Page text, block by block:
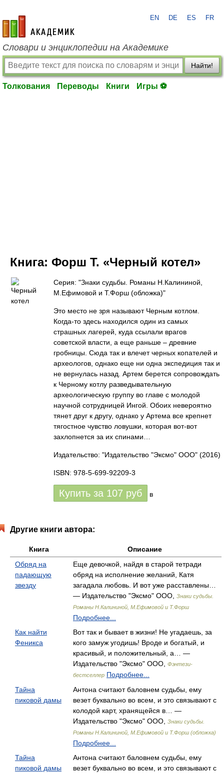
academic.ru
EN DE ES FR
Словари и энциклопедии на Академике
Найти!
Толкования Переводы Книги Игры ⚽
Книга: Форш Т. «Черный котел»
Серия: "Знаки судьбы. Романы Н.Калининой,
М.Ефимовой и Т.Форш (обложка)"
Это место не зря называют Черным котлом.
Когда-то здесь находился один из самых
страшных лагерей, куда ссылали врагов
советской власти, а еще раньше – древние
гробницы. Сюда так и влечет черных копателей и
археологов, однако еще ни одна экспедиция так и
не вернулась назад. Артем берется сопровождать
к Черному котлу разведывательную
археологическую группу во главе с молодой
научной сотрудницей Ингой. Обоих невероятно
тянет друг к другу, однако у Артема все крепнет
тягостное чувство ловушки, которая вот-вот
захлопнется за их спинами…
Издательство: "Издательство "Эксмо" ООО" (2016)
ISBN: 978-5-699-92209-3
Купить за 107 руб в
Другие книги автора:
Книга
Описание
Обряд на
падающую
звезду
Еще девочкой, найдя в старой тетради
обряд на исполнение желаний, Катя
загадала любовь. И вот уже расставлены…
— Издательство "Эксмо" ООО,
Знаки судьбы.
Романы Н.Калининой, М.Ефимовой и Т.Форш
Подробнее...
Как найти
Феникса
Вот так и бывает в жизни! Не угадаешь, за
кого замуж угодишь! Вроде и богатый, и
красивый, и положительный, а… —
Издательство "Эксмо" ООО,
Фэнтези-
бестселлер Подробнее...
Тайна
пиковой дамы
Антона считают баловнем судьбы, ему
везет буквально во всем, и это связывают с
колодой карт, хранящейся в… —
Издательство "Эксмо" ООО,
Знаки судьбы.
Романы Н.Калининой, М.Ефимовой и Т.Форш (обложка)
Подробнее...
Тайна
пиковой дамы
Антона считают баловнем судьбы, ему
везет буквально во всем, и это связывают с